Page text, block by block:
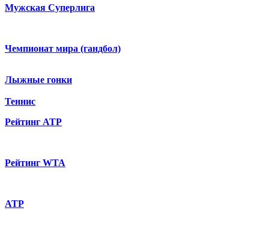
Мужская Суперлига
Чемпионат мира (гандбол)
Лыжные гонки
Теннис
Рейтинг ATP
Рейтинг WTA
ATP